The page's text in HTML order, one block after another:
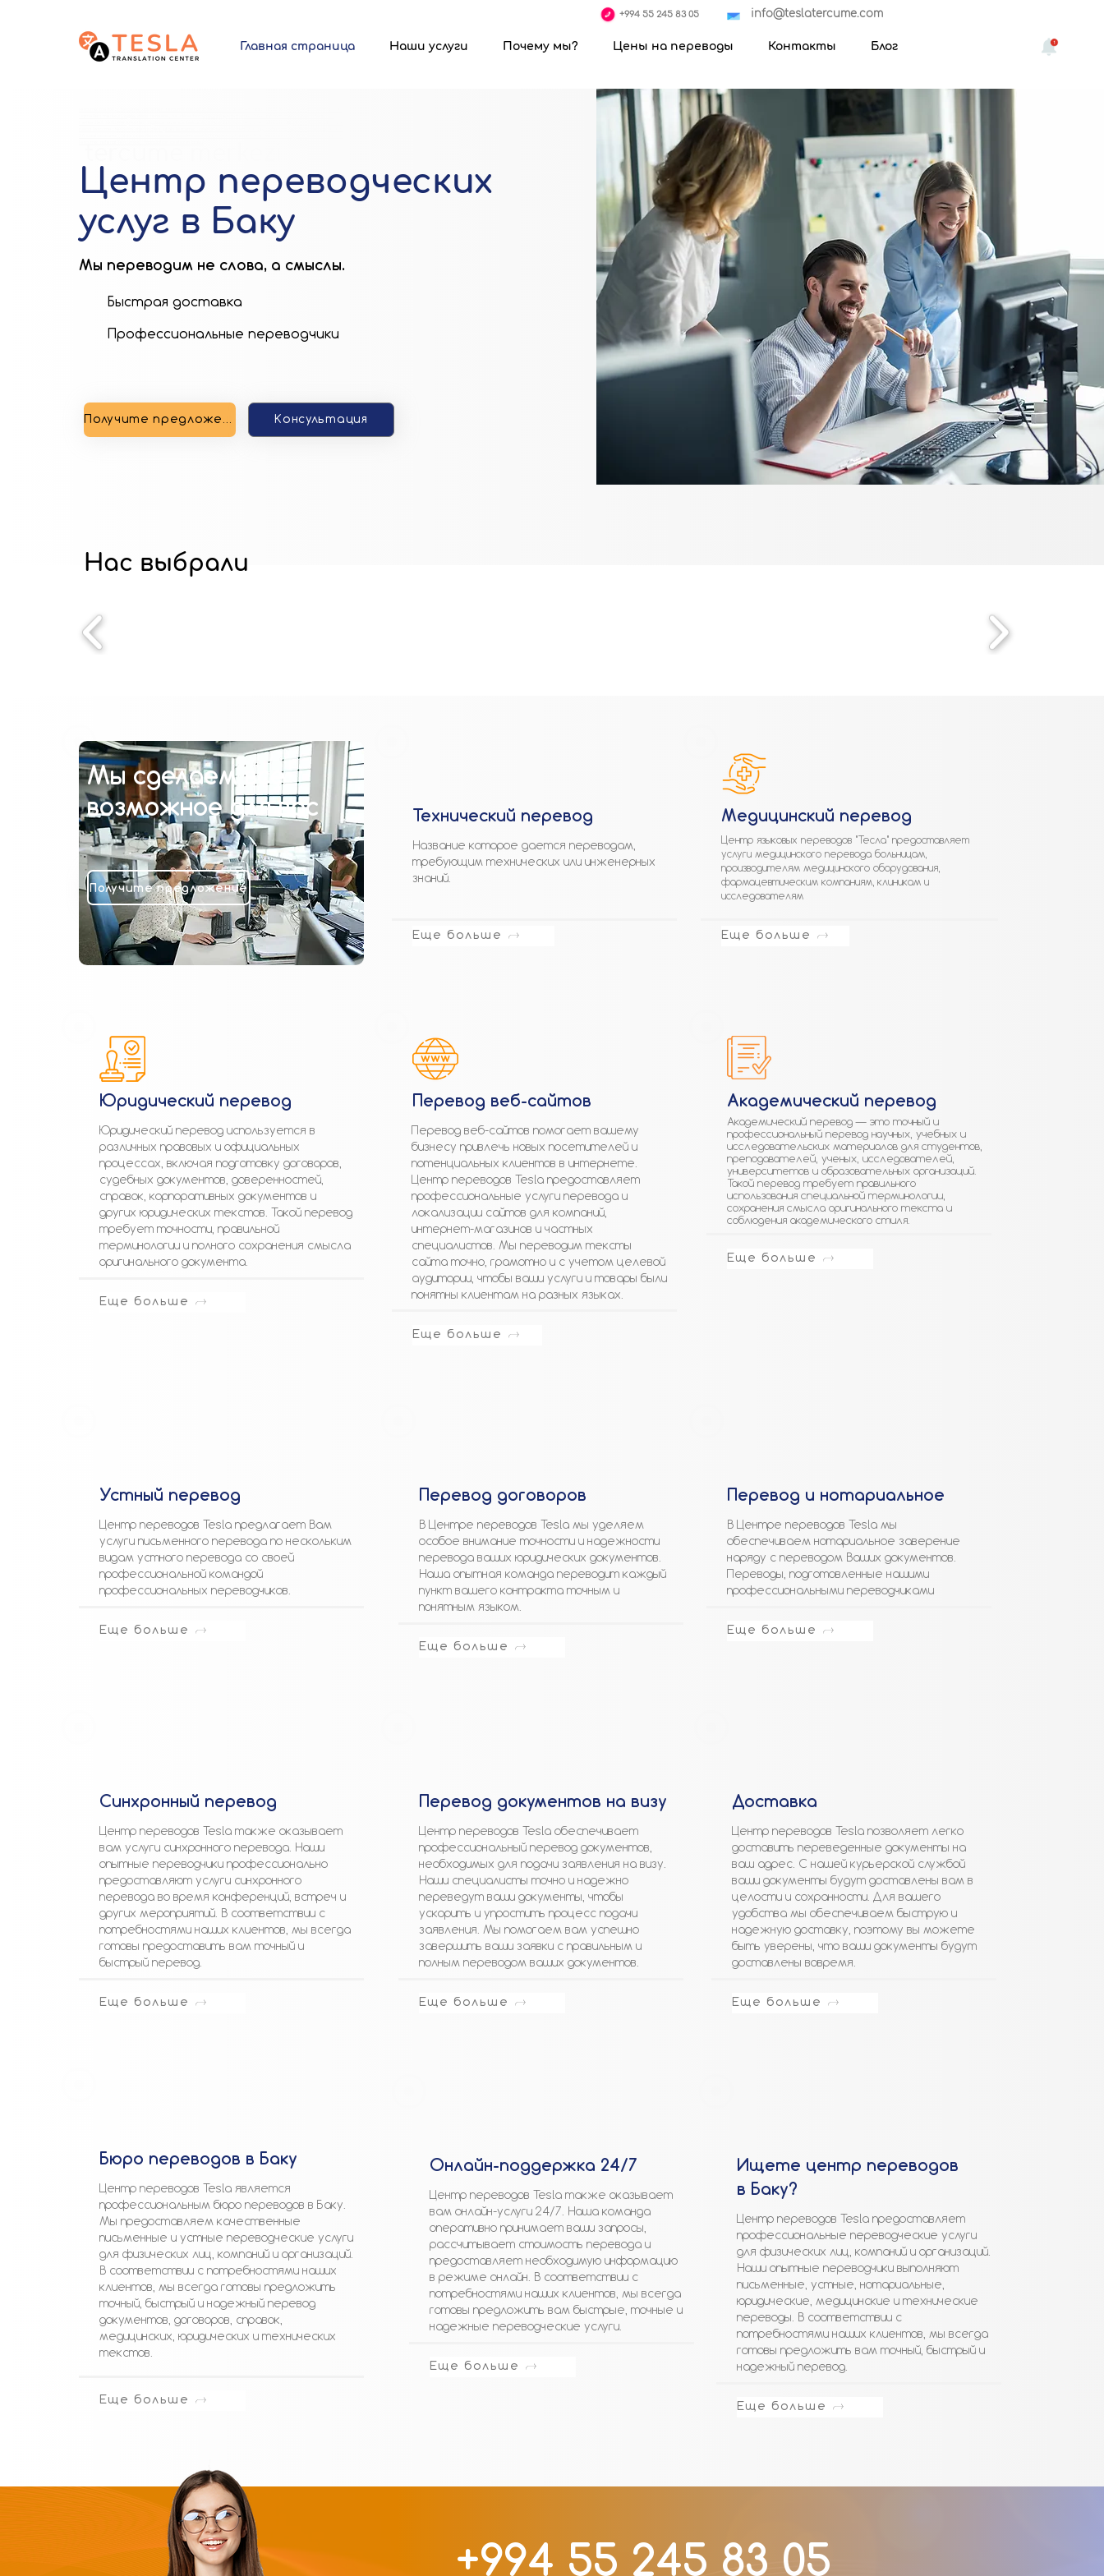
+994 55 245 83 05 info@teslatercume.com
Главная страница Наши услуги Почему мы? Цены на переводы Контакты Блог
Центр переводческих
услуг в Баку
Мы переводим не слова, а смыслы.
Быстрая доставка
Профессиональные переводчики
Получите предложение Консультация
Нас выбрали
Мы сделаем все
возможное для вас
Получите предложение
Технический перевод
Название которое дается переводам,
требующим технических или инженерных
знаний.
Еще больше
Медицинский перевод
Центр языковых переводов "Тесла" предоставляет
услуги медицинского перевода больницам,
производителям медицинского оборудования,
фармацевтическим компаниям, клиникам и
исследователям
Еще больше
Юридический перевод
Юридический перевод используется в
различных правовых и официальных
процессах, включая подготовку договоров,
судебных документов, доверенностей,
справок, корпоративных документов и
других юридических текстов. Такой перевод
требует точности, правильной
терминологии и полного сохранения смысла
оригинального документа.
Еще больше
Перевод веб-сайтов
Перевод веб-сайтов помогает вашему
бизнесу привлечь новых посетителей и
потенциальных клиентов в интернете.
Центр переводов Tesla предоставляет
профессиональные услуги перевода и
локализации сайтов для компаний,
интернет-магазинов и частных
специалистов. Мы переводим тексты
сайта точно, грамотно и с учетом целевой
аудитории, чтобы ваши услуги и товары были
понятны клиентам на разных языках.
Еще больше
Академический перевод
Академический перевод — это точный и
профессиональный перевод научных, учебных и
исследовательских материалов для студентов,
преподавателей, ученых, исследователей,
университетов и образовательных организаций.
Такой перевод требует правильного
использования специальной терминологии,
сохранения смысла оригинального текста и
соблюдения академического стиля.
Еще больше
Устный перевод
Центр переводов Tesla предлагает Вам
услуги письменного перевода по нескольким
видам устного перевода со своей
профессиональной командой
профессиональных переводчиков.
Еще больше
Перевод договоров
В Центре переводов Tesla мы уделяем
особое внимание точности и надежности
перевода ваших юридических документов.
Наша опытная команда переводит каждый
пункт вашего контракта точным и
понятным языком.
Еще больше
Перевод и нотариальное
В Центре переводов Tesla мы
обеспечиваем нотариальное заверение
наряду с переводом Ваших документов.
Переводы, подготовленные нашими
профессиональными переводчиками
Еще больше
Синхронный перевод
Центр переводов Tesla также оказывает
вам услуги синхронного перевода. Наши
опытные переводчики профессионально
предоставляют услуги синхронного
перевода во время конференций, встреч и
других мероприятий. В соответствии с
потребностями наших клиентов, мы всегда
готовы предоставить вам точный и
быстрый перевод.
Еще больше
Перевод документов на визу
Центр переводов Tesla обеспечивает
профессиональный перевод документов,
необходимых для подачи заявления на визу.
Наши специалисты точно и надежно
переведут ваши документы, чтобы
ускорить и упростить процесс подачи
заявления. Мы помогаем вам успешно
завершить ваши заявки с правильным и
полным переводом ваших документов.
Еще больше
Доставка
Центр переводов Tesla позволяет легко
доставить переведенные документы на
ваш адрес. С нашей курьерской службой
ваши документы будут доставлены вам в
целости и сохранности. Для вашего
удобства мы обеспечиваем быструю и
надежную доставку, поэтому вы можете
быть уверены, что ваши документы будут
доставлены вовремя.
Еще больше
Бюро переводов в Баку
Центр переводов Tesla является
профессиональным бюро переводов в Баку.
Мы предоставляем качественные
письменные и устные переводческие услуги
для физических лиц, компаний и организаций.
В соответствии с потребностями наших
клиентов, мы всегда готовы предложить
точный, быстрый и надежный перевод
документов, договоров, справок,
медицинских, юридических и технических
текстов.
Еще больше
Онлайн-поддержка 24/7
Центр переводов Tesla также оказывает
вам онлайн-услуги 24/7. Наша команда
оперативно принимает ваши запросы,
рассчитывает стоимость перевода и
предоставляет необходимую информацию
в режиме онлайн. В соответствии с
потребностями наших клиентов, мы всегда
готовы предложить вам быстрые, точные и
надежные переводческие услуги.
Еще больше
Ищете центр переводов
в Баку?
Центр переводов Tesla предоставляет
профессиональные переводческие услуги
для физических лиц, компаний и организаций.
Наши опытные переводчики выполняют
письменные, устные, нотариальные,
юридические, медицинские и технические
переводы. В соответствии с
потребностями наших клиентов, мы всегда
готовы предложить вам точный, быстрый и
надежный перевод.
Еще больше
+994 55 245 83 05